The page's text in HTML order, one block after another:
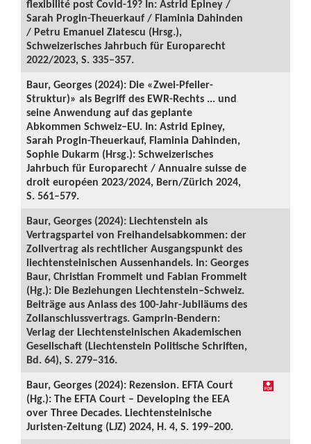
flexibilité post Covid-19? In: Astrid Epiney /
Sarah Progin-Theuerkauf / Flaminia Dahinden
/ Petru Emanuel Zlatescu (Hrsg.),
Schweizerisches Jahrbuch für Europarecht
2022/2023, S. 335–357.
Baur, Georges (2024): Die «Zwei-Pfeiler-
Struktur)» als Begriff des EWR-Rechts ... und
seine Anwendung auf das geplante
Abkommen Schweiz–EU. In: Astrid Epiney,
Sarah Progin-Theuerkauf, Flaminia Dahinden,
Sophie Dukarm (Hrsg.): Schweizerisches
Jahrbuch für Europarecht / Annuaire suisse de
droit européen 2023/2024, Bern/Zürich 2024,
S. 561–579.
Baur, Georges (2024): Liechtenstein als
Vertragspartei von Freihandelsabkommen: der
Zollvertrag als rechtlicher Ausgangspunkt des
liechtensteinischen Aussenhandels. In: Georges
Baur, Christian Frommelt und Fabian Frommelt
(Hg.): Die Beziehungen Liechtenstein–Schweiz.
Beiträge aus Anlass des 100-Jahr-Jubiläums des
Zollanschlussvertrags. Gamprin-Bendern:
Verlag der Liechtensteinischen Akademischen
Gesellschaft (Liechtenstein Politische Schriften,
Bd. 64), S. 279–316.
Baur, Georges (2024): Rezension. EFTA Court
(Hg.): The EFTA Court – Developing the EEA
over Three Decades. Liechtensteinische
Juristen-Zeitung (LJZ) 2024, H. 4, S. 199–200.